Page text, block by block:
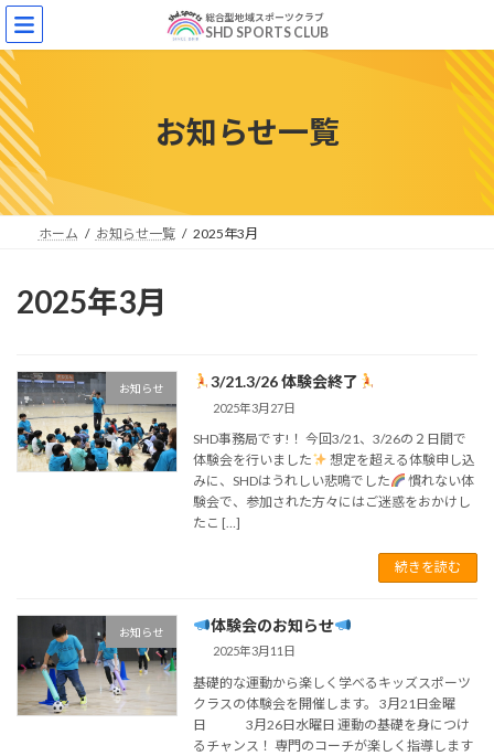
コ
テ
ン
ツ
へ
ス
キ
ッ
プ
ナ
ゲ
ー
シ
ョ
ン
に
移
動
総合型地域スポーツクラブ
SHD SPORTS CLUB
お知らせ一覧
ホーム お知らせ一覧 2025年3月
2025年3月
お知らせ 3/21.3/26 体験会終了
2025年3月27日
SHD事務局です!！ 今回3/21、3/26の２日間で
体験会を行いました
想定を超える体験申し込
みに、SHDはうれしい悲鳴でした
慣れない体
験会で、参加された方々にはご迷惑をおかけし
たこ […]
続きを読む
お知らせ 体験会のお知らせ
2025年3月11日
基礎的な運動から楽しく学べるキッズスポーツ
クラスの体験会を開催します。 3月21日金曜
日 3月26日水曜日 運動の基礎を身につけ
るチャンス！ 専門のコーチが楽しく指導します